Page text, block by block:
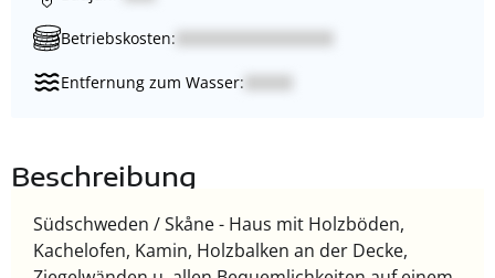
Betriebskosten:
Entfernung zum Wasser:
Beschreibung
Südschweden / Skåne - Haus mit Holzböden,
Kachelofen, Kamin, Holzbalken an der Decke,